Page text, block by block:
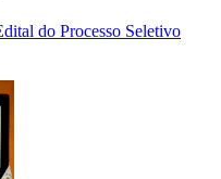
do Processo Seletivo